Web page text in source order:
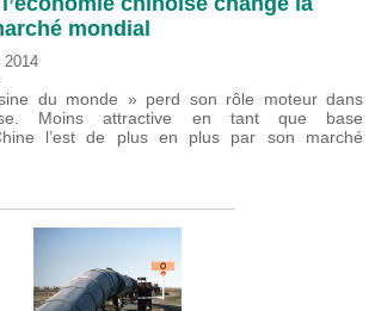
mondial
2014
du monde » perd son rôle moteur dans
Moins attractive en tant que base
l’est de plus en plus par son marché